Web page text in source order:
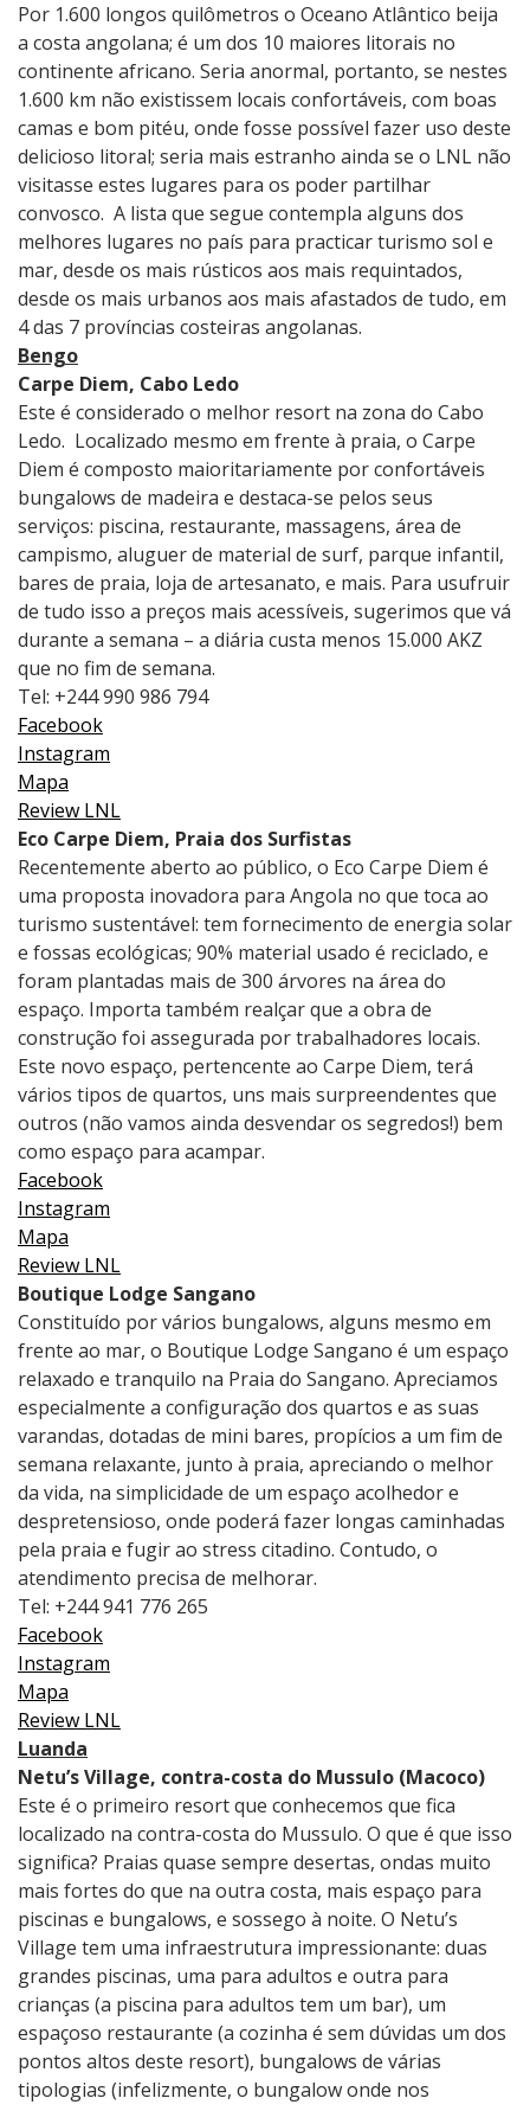
Por 1.600 longos quilômetros o Oceano Atlântico beija
a costa angolana; é um dos 10 maiores litorais no
continente africano. Seria anormal, portanto, se nestes
1.600 km não existissem locais confortáveis, com boas
camas e bom pitéu, onde fosse possível fazer uso deste
delicioso litoral; seria mais estranho ainda se o LNL não
visitasse estes lugares para os poder partilhar
convosco. A lista que segue contempla alguns dos
melhores lugares no país para practicar turismo sol e
mar, desde os mais rústicos aos mais requintados,
desde os mais urbanos aos mais afastados de tudo, em
4 das 7 províncias costeiras angolanas.
Bengo
Carpe Diem, Cabo Ledo
Este é considerado o melhor resort na zona do Cabo
Ledo. Localizado mesmo em frente à praia, o Carpe
Diem é composto maioritariamente por confortáveis
bungalows de madeira e destaca-se pelos seus
serviços: piscina, restaurante, massagens, área de
campismo, aluguer de material de surf, parque infantil,
bares de praia, loja de artesanato, e mais. Para usufruir
de tudo isso a preços mais acessíveis, sugerimos que vá
durante a semana – a diária custa menos 15.000 AKZ
que no fim de semana.
Tel: +244 990 986 794
Facebook
Instagram
Mapa
Review LNL
Eco Carpe Diem, Praia dos Surfistas
Recentemente aberto ao público, o Eco Carpe Diem é
uma proposta inovadora para Angola no que toca ao
turismo sustentável: tem fornecimento de energia solar
e fossas ecológicas; 90% material usado é reciclado, e
foram plantadas mais de 300 árvores na área do
espaço. Importa também realçar que a obra de
construção foi assegurada por trabalhadores locais.
Este novo espaço, pertencente ao Carpe Diem, terá
vários tipos de quartos, uns mais surpreendentes que
outros (não vamos ainda desvendar os segredos!) bem
como espaço para acampar.
Facebook
Instagram
Mapa
Review LNL
Boutique Lodge Sangano
Constituído por vários bungalows, alguns mesmo em
frente ao mar, o Boutique Lodge Sangano é um espaço
relaxado e tranquilo na Praia do Sangano. Apreciamos
especialmente a configuração dos quartos e as suas
varandas, dotadas de mini bares, propícios a um fim de
semana relaxante, junto à praia, apreciando o melhor
da vida, na simplicidade de um espaço acolhedor e
despretensioso, onde poderá fazer longas caminhadas
pela praia e fugir ao stress citadino. Contudo, o
atendimento precisa de melhorar.
Tel: +244 941 776 265
Facebook
Instagram
Mapa
Review LNL
Luanda
Netu’s Village, contra-costa do Mussulo (Macoco)
Este é o primeiro resort que conhecemos que fica
localizado na contra-costa do Mussulo. O que é que isso
significa? Praias quase sempre desertas, ondas muito
mais fortes do que na outra costa, mais espaço para
piscinas e bungalows, e sossego à noite. O Netu’s
Village tem uma infraestrutura impressionante: duas
grandes piscinas, uma para adultos e outra para
crianças (a piscina para adultos tem um bar), um
espaçoso restaurante (a cozinha é sem dúvidas um dos
pontos altos deste resort), bungalows de várias
tipologias (infelizmente, o bungalow onde nos